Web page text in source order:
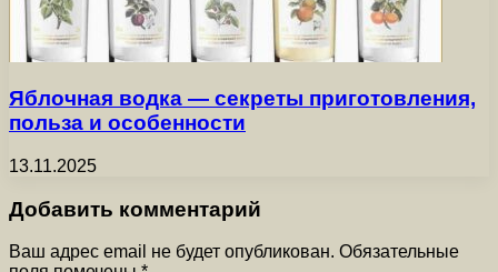
Яблочная водка — секреты приготовления,
польза и особенности
13.11.2025
Добавить комментарий
Ваш адрес email не будет опубликован. Обязательные